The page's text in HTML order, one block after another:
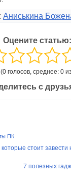
Аниськина
Оцените статью:
(0 голосов, среднее: 0
с
ПК
стоит завести
7 полезных